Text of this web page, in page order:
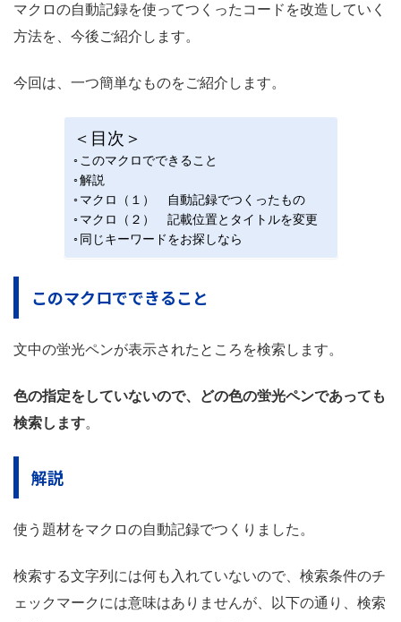
マクロの自動記録を使ってつくったコードを改造していく
方法を、今後ご紹介します。
今回は、一つ簡単なものをご紹介します。
＜目次＞
このマクロでできること
解説
マクロ（１） 自動記録でつくったもの
マクロ（２） 記載位置とタイトルを変更
同じキーワードをお探しなら
このマクロでできること
文中の蛍光ペンが表示されたところを検索します。
色の指定をしていないので、どの色の蛍光ペンであっても
検索します。
解説
使う題材をマクロの自動記録でつくりました。
検索する文字列には何も入れていないので、検索条件のチ
ェックマークには意味はありませんが、以下の通り、検索